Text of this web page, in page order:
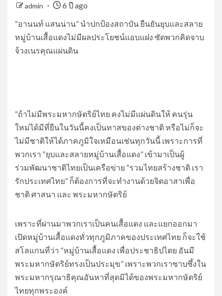
admin
6 ปี ago
“อานนท์ แสนน่าน” นำปกป้องสถาบัน ยืนยันยุบและสลาย
หมู่บ้านเสื้อแดงไม่มีผลประโยชน์แอบแฝง ซัดพวกคิดจาบ
จ้วงเนรคุณแผ่นดิน
“ถ้าไม่มีพระมหากษัตริย์ไทย คงไม่มีแผ่นดินให้ คนรุ่น
ใหม่ได้มีที่ยืนในวันนี้คงเป็นทาสของต่างชาติ หรือไม่ก็จะ
ไม่มีชาติให้ได้ภาคภูมิใจเหมือนเช่นทุกวันนี้ เพราะการที่
พวกเรา “ยุบและสลายหมู่บ้านเสื้อแดง” เข้ามาเป็นผู้
ร่วมพัฒนาชาติไทยเป็นเครือข่าย “รวมไทยสร้างชาติ เรา
รักประเทศไทย” ก็ต้องการที่จะทำงานด้วยจิตอาสาเพื่อ
ชาติ ศาสนา และ พระมหากษัตริย์
เพราะที่ผ่านมาพวกเราเป็นคนเสื้อแดง และแยกออกมา
เปิดหมู่บ้านเสื้อแดงทั่วทุกภูมิภาคของประเทศไทย ก็จะใช้
สโลแกนที่ว่า “หมู่บ้านเสื้อแดง เพื่อประชาธิปไตย อันมี
พระมหากษัตริย์ทรงเป็นประมุข” เพราะพวกเราซาบซึ้งใน
พระมหากรุณาธิคุณอันหาที่สุดมิได้ของพระมหากษัตริย์
ไทยทุกพระองค์